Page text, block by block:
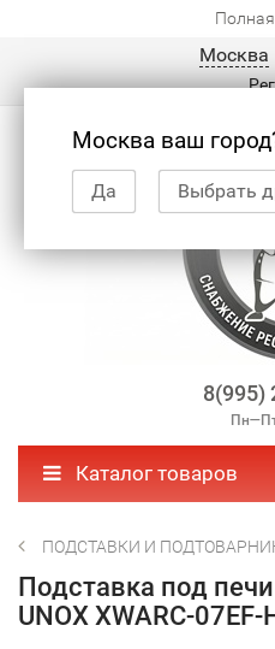
Москва
Москва ваш
Да Выбрать
8(995)
Каталог товаров
ПОДСТАВКИ И
Подставка под печи
UNOX XWARC-